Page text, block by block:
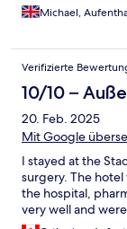
Michael,
Verifizierte
10/10 –
20. Feb. 2025
Mit Google
I stayed at the
surgery. The
the hospital,
very well and